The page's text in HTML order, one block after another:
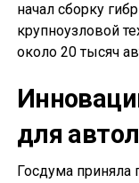
начал сборку
крупноузловой
около 20 тысяч
для
Госдума